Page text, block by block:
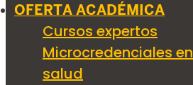
OFERTA ACADÉMICA
Cursos expertos
Microcredenciales en
salud